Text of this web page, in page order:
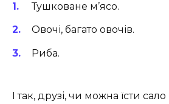
Тушковане м’ясо.
Овочі, багато овочів.
Риба.
І так, друзі, чи можна їсти